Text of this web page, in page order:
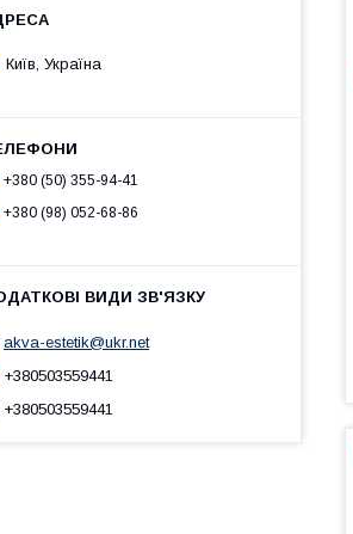
Київ, Україна
+380 (50) 355-94-41
+380 (98) 052-68-86
akva-estetik@ukr.net
+380503559441
+380503559441